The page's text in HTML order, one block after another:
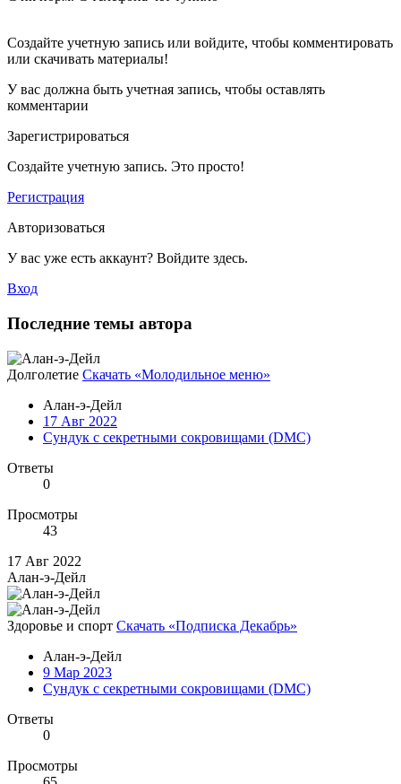
Создайте учетную запись или войдите, чтобы комментировать
или скачивать материалы!
У вас должна быть учетная запись, чтобы оставлять
комментарии
Зарегистрироваться
Создайте учетную запись. Это просто!
Регистрация
Авторизоваться
У вас уже есть аккаунт? Войдите здесь.
Вход
Последние темы автора
Долголетие Скачать «Молодильное меню»
Алан-э-Дейл
17 Авг 2022
Сундук с секретными сокровищами (DMC)
Ответы
0
Просмотры
43
17 Авг 2022
Алан-э-Дейл
Здоровье и спорт Скачать «Подписка Декабрь»
Алан-э-Дейл
9 Мар 2023
Сундук с секретными сокровищами (DMC)
Ответы
0
Просмотры